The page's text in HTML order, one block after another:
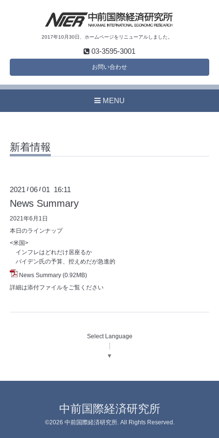
2017年10月30日、ホームページをリニューアルしました。
03-3595-3001
お問い合わせ
MENU
新着情報
2021 /06 /01 16:11
News Summary
2021年6月1日
本日のラインナップ
<米国>
インフレはどれだけ居座るか
バイデン氏の予算、控えめだが急進的
News Summary (0.92MB)
詳細は添付ファイルをご覧ください
Select Language
▼
中前国際経済研究所
©2026 中前国際経済研究所. All Rights Reserved.